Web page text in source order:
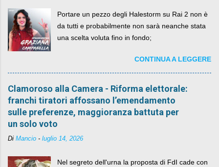
Portare un pezzo degli Halestorm su Rai 2 non è
da tutti e probabilmente non sarà neanche stata
una scelta voluta fino in fondo;
CONTINUA A LEGGERE
Clamoroso alla Camera - Riforma elettorale:
franchi tiratori affossano l’emendamento
sulle preferenze, maggioranza battuta per
un solo voto
Di Mancio - luglio 14, 2026
Nel segreto dell'urna la proposta di FdI cade con